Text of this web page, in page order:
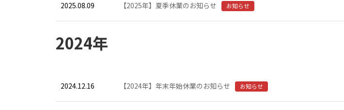
2025.08.09 【2025年】夏季休業のお知らせ お知らせ
2024年
2024.12.16 【2024年】年末年始休業のお知らせ お知らせ